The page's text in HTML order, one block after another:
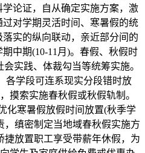
论证，自从确定实施方案，激
对学期灵活时间、寒暑假的统
实的纵向联动，亲近部分间的
中期(10-11月)。春假、秋假时
实践、体裁勾当等统筹实施。
各学段可连系现实分段错时放
摸索实施春秋假或秋假轨制。
化寒暑假放假时间放置(秋季学
缜密制定当地域春秋假实施方
放置职工享受带薪年休假，为